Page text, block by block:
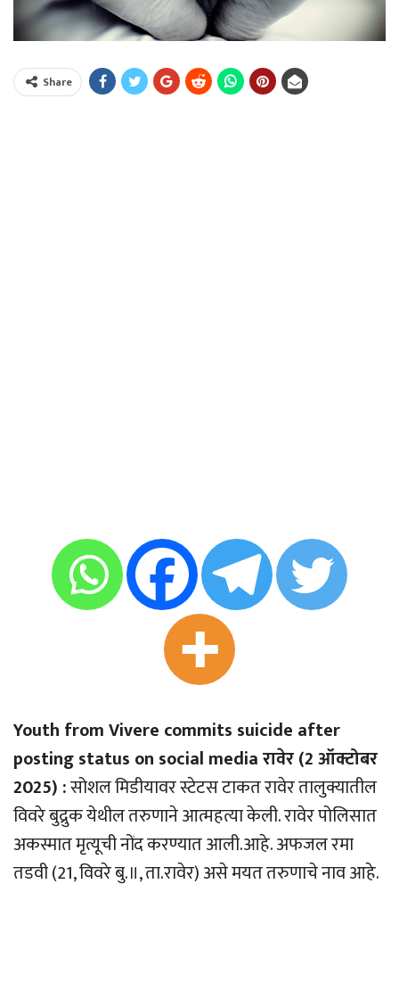
Share
Youth from Vivere commits suicide after
posting status on social media रावेर (2 ऑक्टोबर
2025) :सोशल मिडीयावर स्टेटस टाकत रावेर तालुक्यातील
विवरे बुद्रुक येथील तरुणाने आत्महत्या केली. रावेर पोलिसात
अकस्मात मृत्यूची नोंद करण्यात आली.आहे. अफजल रमा
तडवी (21, विवरे बु.॥, ता.रावेर) असे मयत तरुणाचे नाव आहे.